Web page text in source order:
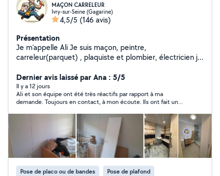
MAÇON CARRELEUR
Ivry-sur-Seine (Gagarine)
4,5/5 (146 avis)
Présentation
Je m'appelle Ali Je suis maçon, peintre,
carreleur(parquet) , plaquiste et plombier, électricien jai
suis disponible du lundi au dimanche même dépannage
la nuit et en déplacement J'ai tous le matériel
nécessaire dans la maçonnerie : pour le carrelage , le
bois , la peinture , moquette....) Je suis véhiculée ( je
peux même vous aider à aller chercher votre matériel
dans le magasin de bricolage ) Même pour un
renseignement je suis là pour vous aidez je suis très
réactif. Je connais très bien mon métier et connais tous
se qui est en rapport avec le bâtiment . Au plaisir de
travailler avec vous
Dernier avis laissé par Ana : 5/5
Il y a 12 jours
Ali et son équipe ont été très réactifs par rapport à ma
demande. Toujours en contact, à mon écoute. Ils ont fait un
et je le contacterai pour des futurs travaux. Bravo pour le
Pose de placo ou de bandes Pose de plafond